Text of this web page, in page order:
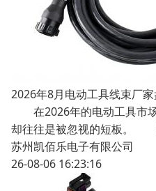
2026年8月电动工具线束厂
在2026年的电动工具市场
却往往是被忽视的短板。
苏州凯佰乐电子有限公司
26-08-06 16:23:16